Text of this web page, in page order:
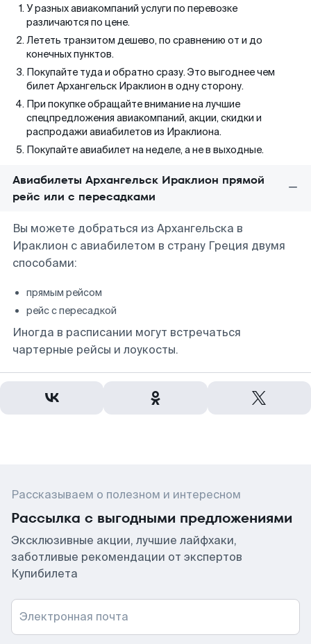
У разных авиакомпаний услуги по перевозке
различаются по цене.
Лететь транзитом дешево, по сравнению от и до
конечных пунктов.
Покупайте туда и обратно сразу. Это выгоднее чем
билет Архангельск Ираклион в одну сторону.
При покупке обращайте внимание на лучшие
спецпредложения авиакомпаний, акции, скидки и
распродажи авиабилетов из Ираклиона.
Покупайте авиабилет на неделе, а не в выходные.
Авиабилеты Архангельск Ираклион прямой
рейс или с пересадками
Вы можете добраться из Архангельска в
Ираклион с авиабилетом в страну Греция двумя
способами:
прямым рейсом
рейс с пересадкой
Иногда в расписании могут встречаться
чартерные рейсы и лоукосты.
Рассказываем о полезном и интересном
Рассылка с выгодными предложениями
Эксклюзивные акции, лучшие лайфхаки,
заботливые рекомендации от экспертов
Купибилета
Электронная почта